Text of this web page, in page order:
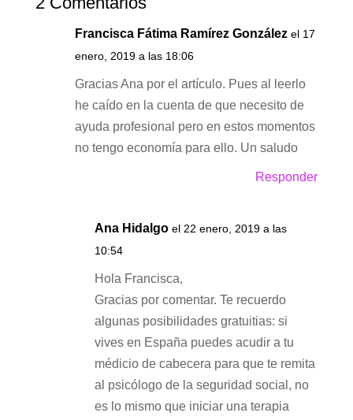
Francisca Fátima Ramírez González el 17
enero, 2019 a las 18:06
Gracias Ana por el artículo. Pues al leerlo
he caído en la cuenta de que necesito de
ayuda profesional pero en estos momentos
no tengo economía para ello. Un saludo
Responder
Ana Hidalgo el 22 enero, 2019 a las
10:54
Hola Francisca,
Gracias por comentar. Te recuerdo
algunas posibilidades gratuitias: si
vives en España puedes acudir a tu
médicio de cabecera para que te remita
al psicólogo de la seguridad social, no
es lo mismo que iniciar una terapia